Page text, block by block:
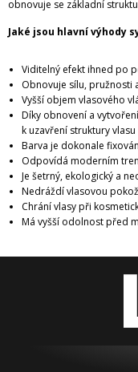
obnovuje se základní
Jaké jsou hlavní výhody
Viditelný efekt ihned po
Obnovuje sílu, pružnosti
Vyšší objem vlasového
Díky obnovení a
k uzavření struktury vlasu
Barva je dokonale
Odpovídá moderním
Je šetrný, ekologický a
Nedráždí vlasovou
Chrání vlasy při
Má vyšší odolnost před